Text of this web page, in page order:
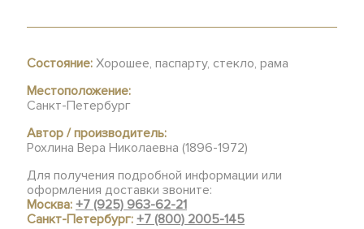
Состояние: Хорошее, паспарту, стекло, рама
Местоположение:
Санкт-Петербург
Автор / производитель:
Рохлина Вера Николаевна (1896-1972)
Для получения подробной информации или
оформления доставки звоните:
Москва:+7 (925) 963-62-21
Санкт-Петербург:+7 (800) 2005-145